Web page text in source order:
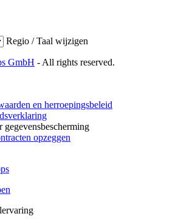
Regio / Taal wijzigen
GmbH - All rights reserved.
en herroepingsbeleid
opzeggen